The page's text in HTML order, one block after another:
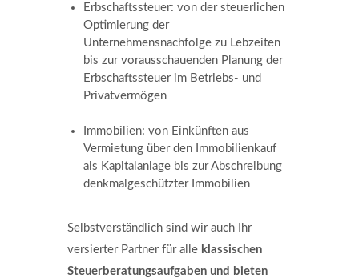
Erbschaftssteuer: von der steuerlichen
Optimierung der
Unternehmensnachfolge zu Lebzeiten
bis zur vorausschauenden Planung der
Erbschaftssteuer im Betriebs- und
Privatvermögen
Immobilien: von Einkünften aus
Vermietung über den Immobilienkauf
als Kapitalanlage bis zur Abschreibung
denkmalgeschützter Immobilien
Selbstverständlich sind wir auch Ihr
versierter Partner für alle klassischen
Steuerberatungsaufgaben und bieten